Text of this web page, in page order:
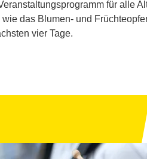
für alle
das Blumen- und
vier Tage.